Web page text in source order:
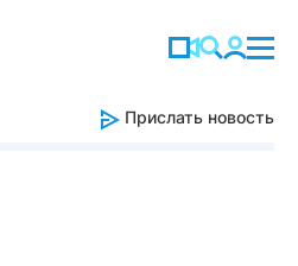
Прислать новость